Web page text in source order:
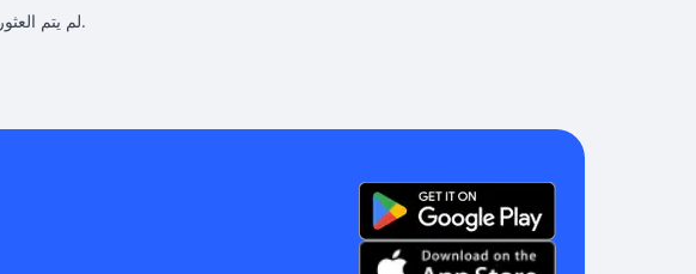
لم يتم العثور على مقالات مطابقة للبحث الذي تم تحديده.